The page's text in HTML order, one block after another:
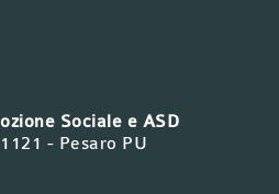
Sociale e ASD
- Pesaro PU